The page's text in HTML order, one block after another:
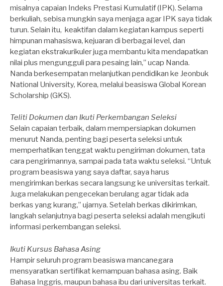
misalnya capaian Indeks Prestasi Kumulatif (IPK). Selama
berkuliah, sebisa mungkin saya menjaga agar IPK saya tidak
turun. Selain itu, keaktifan dalam kegiatan kampus seperti
himpunan mahasiswa, kejuaran di berbagai level, dan
kegiatan ekstrakurikuler juga membantu kita mendapatkan
nilai plus mengungguli para pesaing lain,” ucap Nanda.
Nanda berkesempatan melanjutkan pendidikan ke Jeonbuk
National University, Korea, melalui beasiswa Global Korean
Scholarship (GKS).
Teliti Dokumen dan Ikuti Perkembangan Seleksi
Selain capaian terbaik, dalam mempersiapkan dokumen
menurut Nanda, penting bagi peserta seleksi untuk
memperhatikan tenggat waktu pengiriman dokumen, tata
cara pengirimannya, sampai pada tata waktu seleksi. “Untuk
program beasiswa yang saya daftar, saya harus
mengirimkan berkas secara langsung ke universitas terkait.
Juga melakukan pengecekan berulang agar tidak ada
berkas yang kurang,” ujarnya. Setelah berkas dikirimkan,
langkah selanjutnya bagi peserta seleksi adalah mengikuti
informasi perkembangan seleksi.
Ikuti Kursus Bahasa Asing
Hampir seluruh program beasiswa mancanegara
mensyaratkan sertifikat kemampuan bahasa asing. Baik
Bahasa Inggris, maupun bahasa ibu dari universitas terkait.